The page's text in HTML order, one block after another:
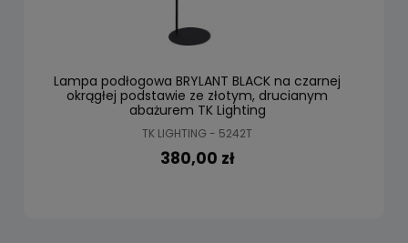
Lampa podłogowa BRYLANT BLACK na czarnej
okrągłej podstawie ze złotym, drucianym
abażurem TK Lighting
TK LIGHTING - 5242T
380,00 zł